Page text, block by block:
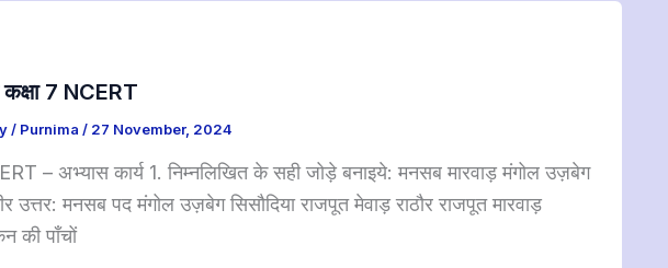
कक्षा 7 NCERT
/ Purnima / 27 November, 2024
– अभ्यास कार्य 1. निम्नलिखित के सही जोड़े बनाइये: मनसब मारवाड़ मंगोल उज़बेग
उत्तर: मनसब पद मंगोल उज़बेग सिसौदिया राजपूत मेवाड़ राठौर राजपूत मारवाड़
की पाँचों